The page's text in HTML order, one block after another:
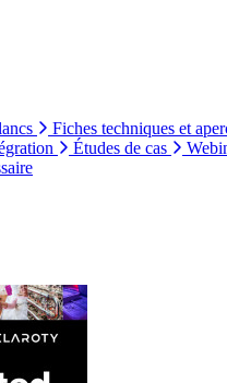
Fiches techniques et
Études de cas